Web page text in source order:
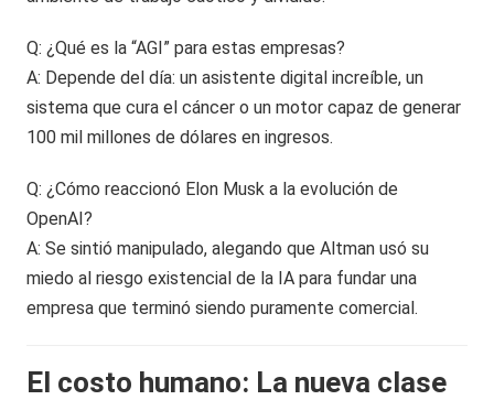
Q: ¿Qué es la “AGI” para estas empresas?
A: Depende del día: un asistente digital increíble, un
sistema que cura el cáncer o un motor capaz de generar
100 mil millones de dólares en ingresos.
Q: ¿Cómo reaccionó Elon Musk a la evolución de
OpenAI?
A: Se sintió manipulado, alegando que Altman usó su
miedo al riesgo existencial de la IA para fundar una
empresa que terminó siendo puramente comercial.
El costo humano: La nueva clase